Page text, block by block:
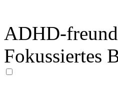
ADHD-
Fokussiertes